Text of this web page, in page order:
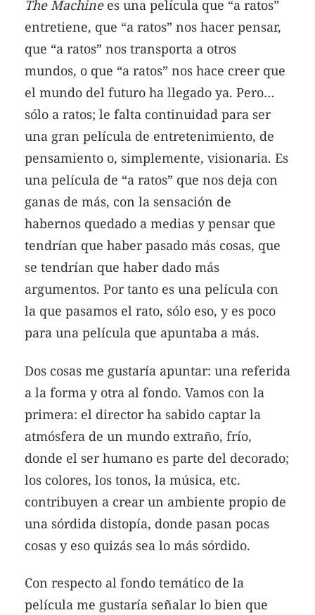
The Machinees una película que “a ratos”
entretiene, que “a ratos” nos hacer pensar,
que “a ratos” nos transporta a otros
mundos, o que “a ratos” nos hace creer que
el mundo del futuro ha llegado ya. Pero…
sólo a ratos; le falta continuidad para ser
una gran película de entretenimiento, de
pensamiento o, simplemente, visionaria. Es
una película de “a ratos” que nos deja con
ganas de más, con la sensación de
habernos quedado a medias y pensar que
tendrían que haber pasado más cosas, que
se tendrían que haber dado más
argumentos. Por tanto es una película con
la que pasamos el rato, sólo eso, y es poco
para una película que apuntaba a más.
Dos cosas me gustaría apuntar: una referida
a la forma y otra al fondo. Vamos con la
primera: el director ha sabido captar la
atmósfera de un mundo extraño, frío,
donde el ser humano es parte del decorado;
los colores, los tonos, la música, etc.
contribuyen a crear un ambiente propio de
una sórdida distopía, donde pasan pocas
cosas y eso quizás sea lo más sórdido.
Con respecto al fondo temático de la
película me gustaría señalar lo bien que